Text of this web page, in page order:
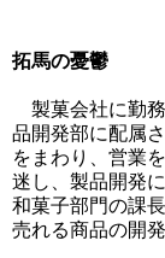
拓馬の憂鬱
製菓会社に勤
品開発部に配属
をまわり、営業
迷し、製品開発
和菓子部門の課
売れる商品の開